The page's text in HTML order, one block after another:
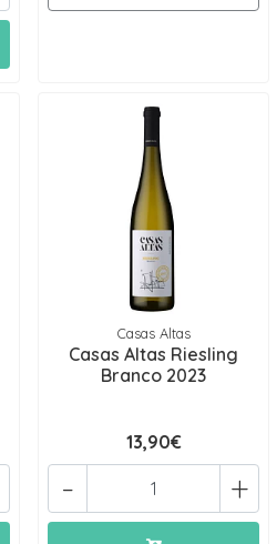
Casas Altas
Casas Altas Riesling
Branco 2023
13,90€
+
-